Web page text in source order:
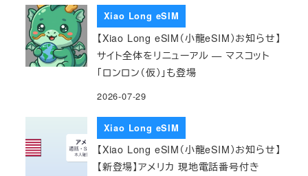
Xiao Long eSIM
【Xiao Long eSIM（小龍eSIM）お知らせ】
サイト全体をリニューアル — マスコット
「ロンロン（仮）」も登場
2026-07-29
Xiao Long eSIM
【Xiao Long eSIM（小龍eSIM）お知らせ】
【新登場】アメリカ 現地電話番号付き